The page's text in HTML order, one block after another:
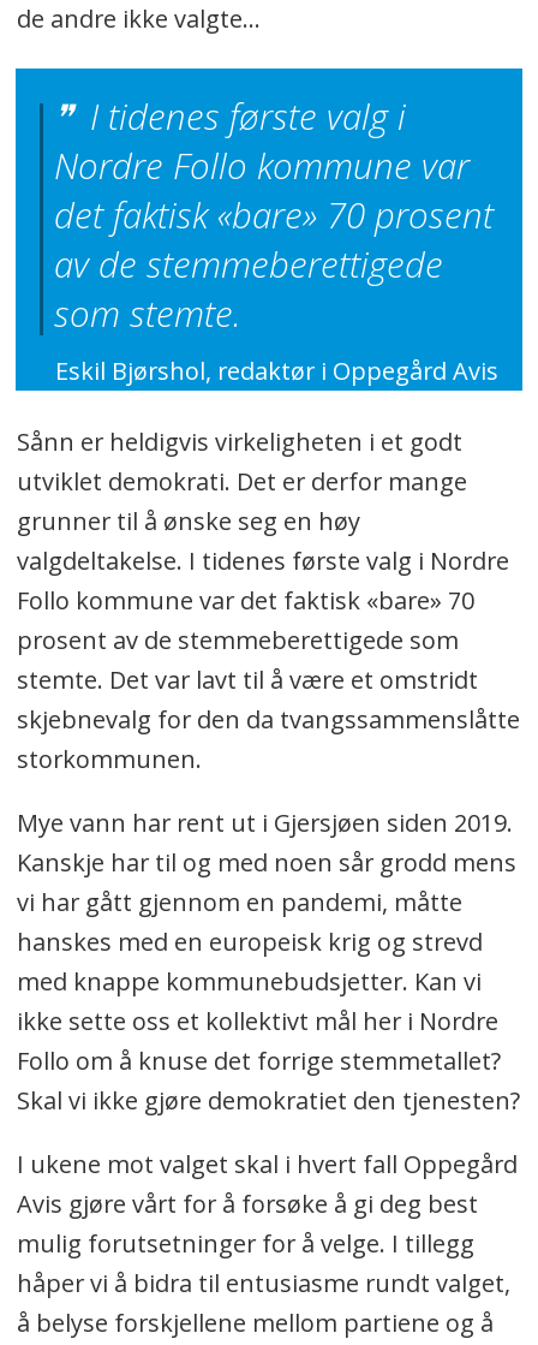
de andre ikke valgte...
I tidenes første valg i
Nordre Follo kommune var
det faktisk «bare» 70 prosent
av de stemmeberettigede
som stemte.
Eskil Bjørshol, redaktør i Oppegård Avis
Sånn er heldigvis virkeligheten i et godt
utviklet demokrati. Det er derfor mange
grunner til å ønske seg en høy
valgdeltakelse. I tidenes første valg i Nordre
Follo kommune var det faktisk «bare» 70
prosent av de stemmeberettigede som
stemte. Det var lavt til å være et omstridt
skjebnevalg for den da tvangssammenslåtte
storkommunen.
Mye vann har rent ut i Gjersjøen siden 2019.
Kanskje har til og med noen sår grodd mens
vi har gått gjennom en pandemi, måtte
hanskes med en europeisk krig og strevd
med knappe kommunebudsjetter. Kan vi
ikke sette oss et kollektivt mål her i Nordre
Follo om å knuse det forrige stemmetallet?
Skal vi ikke gjøre demokratiet den tjenesten?
I ukene mot valget skal i hvert fall Oppegård
Avis gjøre vårt for å forsøke å gi deg best
mulig forutsetninger for å velge. I tillegg
håper vi å bidra til entusiasme rundt valget,
å belyse forskjellene mellom partiene og å